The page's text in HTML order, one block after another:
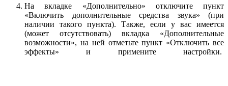
На вкладке «Дополнительно» отключите пункт
«Включить дополнительные средства звука» (при
наличии такого пункта). Также, если у вас имеется
(может отсутствовать) вкладка «Дополнительные
возможности», на ней отметьте пункт «Отключить все
эффекты» и примените настройки.